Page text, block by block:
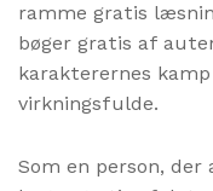
ramme gratis
bøger gratis af
karakterernes
virkningsfulde.
Som en person,